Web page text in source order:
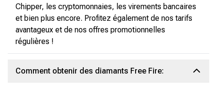
Chipper, les cryptomonnaies, les virements bancaires
et bien plus encore. Profitez également de nos tarifs
avantageux et de nos offres promotionnelles
régulières !
Comment obtenir des diamants Free Fire: